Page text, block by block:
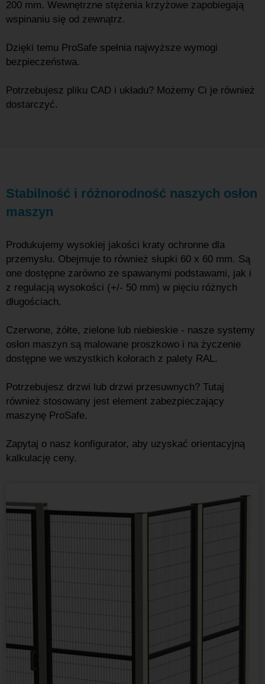
200 mm. Wewnętrzne stężenia krzyżowe zapobiegają
wspinaniu się od zewnątrz.
Dzięki temu ProSafe spełnia najwyższe wymogi
bezpieczeństwa.
Potrzebujesz pliku CAD i układu? Możemy Ci je również
dostarczyć.
Stabilność i różnorodność naszych osłon
maszyn
Produkujemy wysokiej jakości kraty ochronne dla
przemysłu. Obejmuje to również słupki 60 x 60 mm. Są
one dostępne zarówno ze spawanymi podstawami, jak i
z regulacją wysokości (+/- 50 mm) w pięciu różnych
długościach.
Czerwone, żółte, zielone lub niebieskie - nasze systemy
osłon maszyn są malowane proszkowo i na życzenie
dostępne we wszystkich kolorach z palety RAL.
Potrzebujesz drzwi lub drzwi przesuwnych? Tutaj
również stosowany jest element zabezpieczający
maszynę ProSafe.
Zapytaj o nasz konfigurator, aby uzyskać orientacyjną
kalkulację ceny.